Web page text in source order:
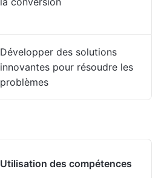
Développer des solutions
innovantes pour résoudre les
problèmes
Utilisation des compétences